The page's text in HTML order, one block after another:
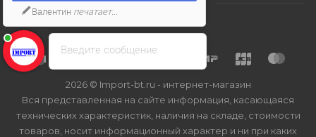
2026 © Import-bt.ru - интернет-магазин
Вся представленная на сайте информация, касающаяся
технических характеристик, наличия на складе, стоимости
товаров, носит информационный характер и ни при каких
Введите сообщение
Валентин печатает...